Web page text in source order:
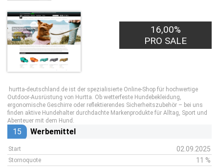
16,00%
PRO SALE
hurtta-deutschland.de ist der spezialisierte Online-Shop für hochwertige
Outdoor-Ausrüstung von Hurtta. Ob wetterfeste Hundebekleidung,
ergonomische Geschirre oder reflektierendes Sicherheitszubehör – bei uns
finden aktive Hundehalter durchdachte Markenprodukte für Alltag, Sport und
Abenteuer mit dem Hund.
15 Werbemittel
Start 02.09.2025
Stornoquote 11 %